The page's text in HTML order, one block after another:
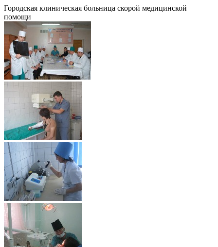
Городская клиническая больница скорой медицинской
помощи